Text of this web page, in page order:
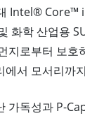
릿
이
Intel® Core™
화학 산업용
지로부터 보호
에서 모서리까
가독성과 P-